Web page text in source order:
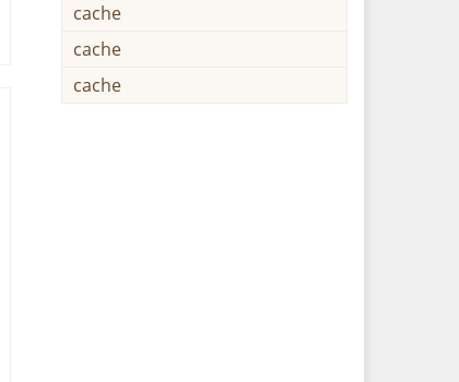
cache
cache
cache